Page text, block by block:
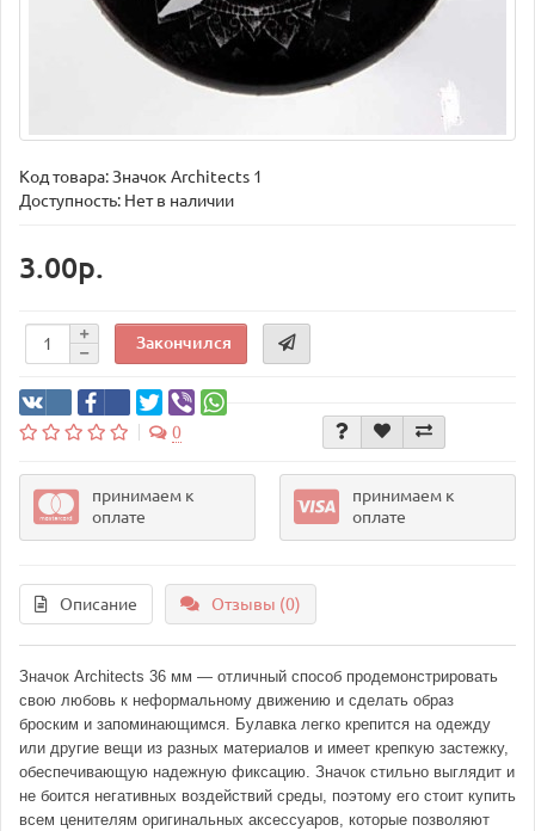
Код товара:Значок Architects 1
Доступность: Нет в наличии
3.00р.
Закончился
0
принимаем к
оплате
принимаем к
оплате
Описание Отзывы (0)
Значок Architects 36 мм — отличный способ продемонстрировать
свою любовь к неформальному движению и сделать образ
броским и запоминающимся. Булавка легко крепится на одежду
или другие вещи из разных материалов и имеет крепкую застежку,
обеспечивающую надежную фиксацию. Значок стильно выглядит и
не боится негативных воздействий среды, поэтому его стоит купить
всем ценителям оригинальных аксессуаров, которые позволяют